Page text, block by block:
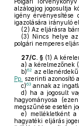
alzálogjog jogosultja
igény érvényesítése
igazolására irányuló
(2) Az eljárásra
(3) Nincs helye
polgári nemperes
27/C. § (1) A
a) a kérelmezőnek
b)62 az
Pp. szerinti azonosító
c)63 annak az
d) ha a jogosult
hagyományosa
megszűnése esetén
e) mellékletként
hagyatéki eljárás